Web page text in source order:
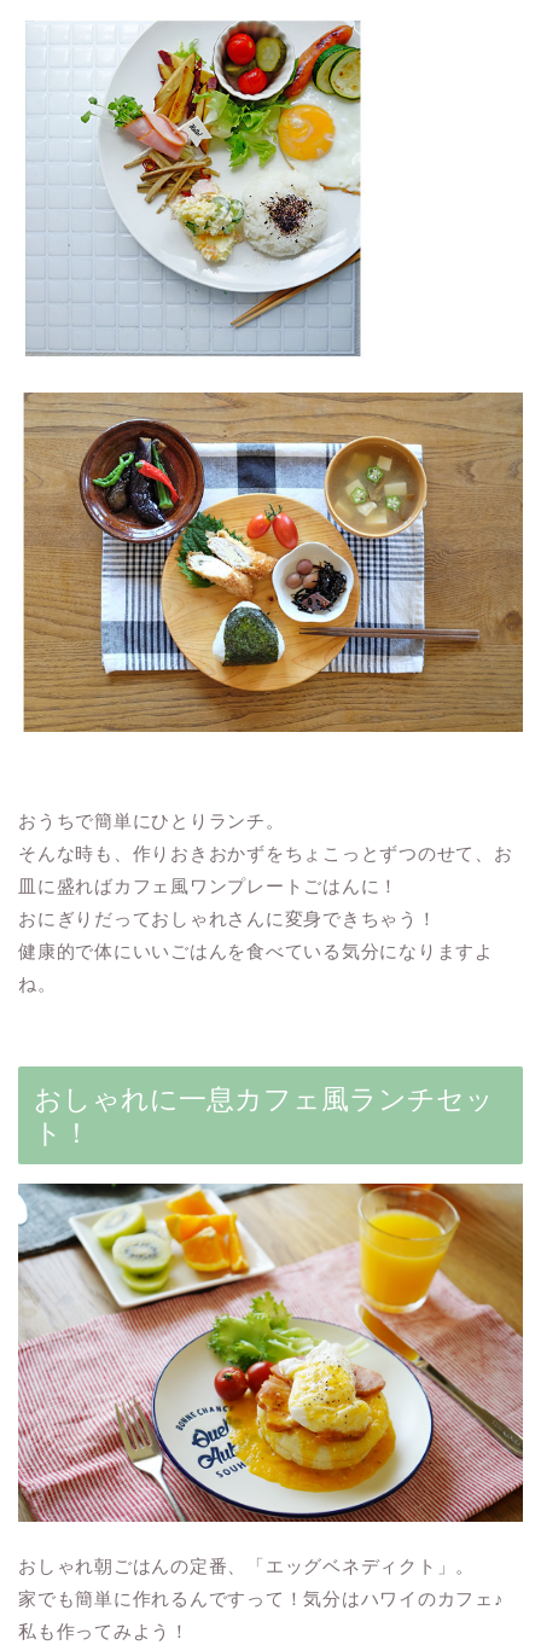
おうちで簡単にひとりランチ。
そんな時も、作りおきおかずをちょこっとずつのせて、お
皿に盛ればカフェ風ワンプレートごはんに！
おにぎりだっておしゃれさんに変身できちゃう！
健康的で体にいいごはんを食べている気分になりますよ
ね。
おしゃれに一息カフェ風ランチセッ
ト！
おしゃれ朝ごはんの定番、「エッグベネディクト」。
家でも簡単に作れるんですって！気分はハワイのカフェ♪
私も作ってみよう！